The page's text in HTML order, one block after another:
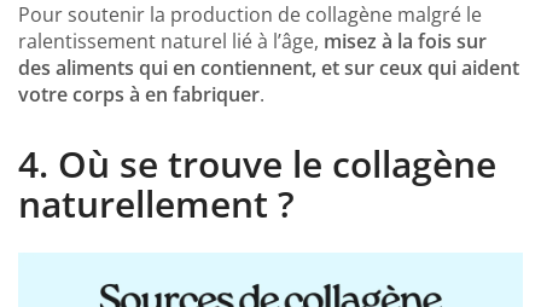
Pour soutenir la production de collagène malgré le
ralentissement naturel lié à l’âge, misez à la fois sur
des aliments qui en contiennent, et sur ceux qui aident
votre corps à en fabriquer.
4. Où se trouve le collagène
naturellement ?